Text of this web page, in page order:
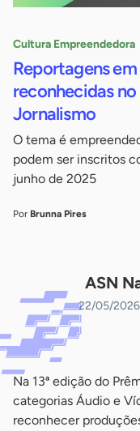
Cultura Empreendedora
Reportagens
reconhecidas
Jornalismo
O tema é
podem ser inscritos
junho de 2025
Por Brunna Pires
ASN
22/05/
Na 13ª edição do
categorias Áudio e
reconhecer